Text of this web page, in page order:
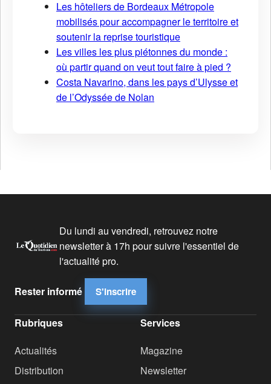
Les hôteliers de Bordeaux Métropole
mobilisés pour accompagner le territoire et
soutenir la reprise touristique
Les villes les plus piétonnes du monde :
où partir quand on veut tout faire à pied ?
Costa Navarino, dans les pays d’Ulysse et
de l’Odyssée de Nolan
Du lundi au vendredi, retrouvez notre
newsletter à 17h pour suivre l'essentiel de
l'actualité pro.
Rester informé S'inscrire
Rubriques
Actualités
Distribution
Services
Magazine
Newsletter